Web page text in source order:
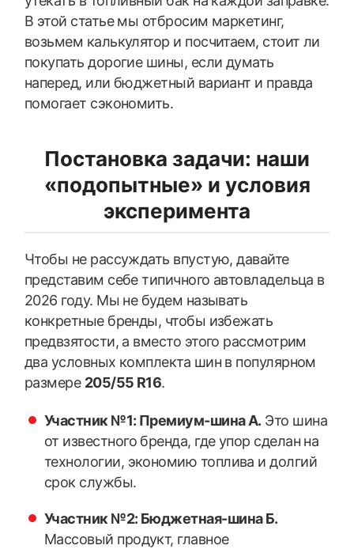
В этой статье мы отбросим маркетинг,
возьмем калькулятор и посчитаем, стоит ли
покупать дорогие шины, если думать
наперед, или бюджетный вариант и правда
помогает сэкономить.
Постановка задачи: наши
«подопытные» и условия
эксперимента
Чтобы не рассуждать впустую, давайте
представим себе типичного автовладельца в
2026 году. Мы не будем называть
конкретные бренды, чтобы избежать
предвзятости, а вместо этого рассмотрим
два условных комплекта шин в популярном
размере 205/55 R16.
Участник №1: Премиум-шина А. Это шина
от известного бренда, где упор сделан на
технологии, экономию топлива и долгий
срок службы.
Участник №2: Бюджетная-шина Б.
Массовый продукт, главное